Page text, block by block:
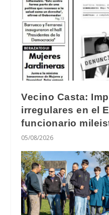
Vecino Casta:
irregulares en el
funcionario
05/08/2026